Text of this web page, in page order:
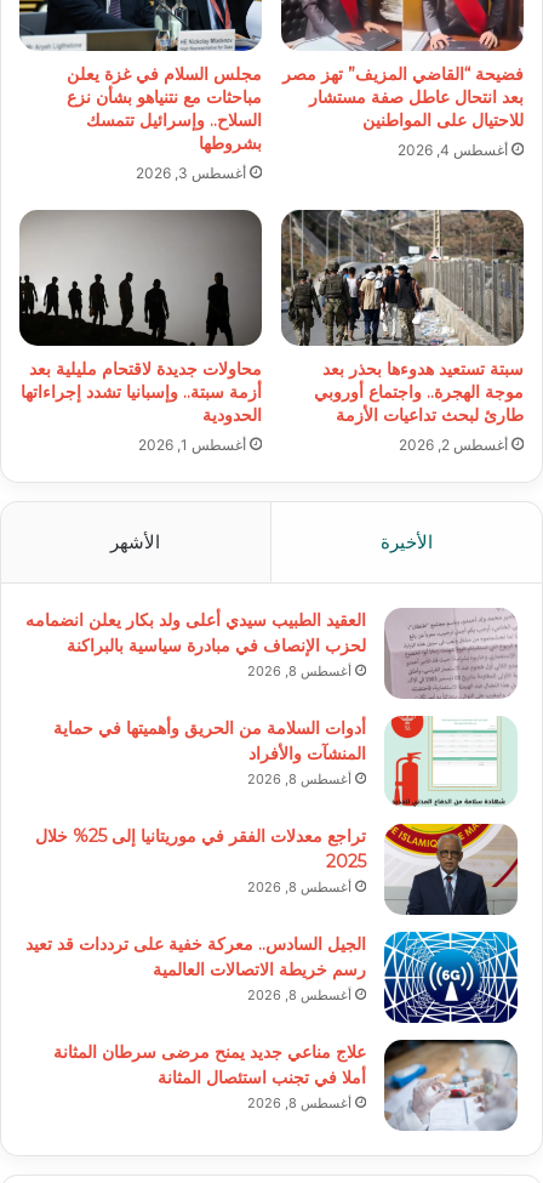
فضيحة “القاضي المزيف” تهز مصر
بعد انتحال عاطل صفة مستشار
للاحتيال على المواطنين
أغسطس 4, 2026
مجلس السلام في غزة يعلن
مباحثات مع نتنياهو بشأن نزع
السلاح.. وإسرائيل تتمسك
بشروطها
أغسطس 3, 2026
سبتة تستعيد هدوءها بحذر بعد
موجة الهجرة.. واجتماع أوروبي
طارئ لبحث تداعيات الأزمة
أغسطس 2, 2026
محاولات جديدة لاقتحام مليلية بعد
أزمة سبتة.. وإسبانيا تشدد إجراءاتها
الحدودية
أغسطس 1, 2026
الأخيرة الأشهر
العقيد الطبيب سيدي أعلى ولد بكار يعلن انضمامه
لحزب الإنصاف في مبادرة سياسية بالبراكنة
أغسطس 8, 2026
أدوات السلامة من الحريق وأهميتها في حماية
المنشآت والأفراد
أغسطس 8, 2026
تراجع معدلات الفقر في موريتانيا إلى 25% خلال
2025
أغسطس 8, 2026
الجيل السادس.. معركة خفية على ترددات قد تعيد
رسم خريطة الاتصالات العالمية
أغسطس 8, 2026
علاج مناعي جديد يمنح مرضى سرطان المثانة
أملا في تجنب استئصال المثانة
أغسطس 8, 2026